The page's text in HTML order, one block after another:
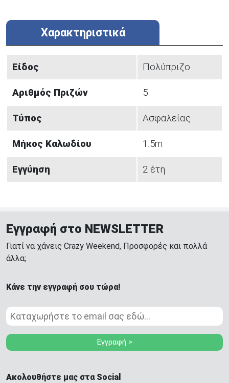
Χαρακτηριστικά
Είδος Πολύπριζο
Αριθμός Πριζών 5
Τύπος Ασφαλείας
Μήκος Καλωδίου 1.5m
Εγγύηση 2 έτη
Εγγραφή στο NEWSLETTER
Γιατί να χάνεις Crazy Weekend, Προσφορές και πολλά
άλλα;
Κάνε την εγγραφή σου τώρα!
Εγγραφή >
Ακολουθήστε μας στα Social